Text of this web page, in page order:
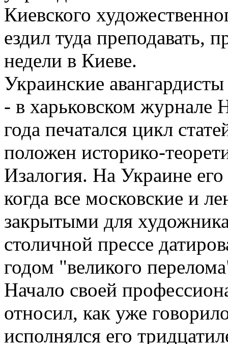
Киевского
ездил туда преподавать,
недели в Киеве.
Украинские
- в харьковском журнале
года печатался цикл
положен историко-
Изалогия. На Украине
когда все московские и
закрытыми для
столичной прессе
годом "великого
Начало своей
относил, как уже
исполнялся его